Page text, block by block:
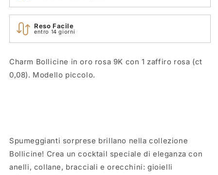
Reso Facile
entro 14 giorni
Charm Bollicine in oro rosa 9K con 1 zaffiro rosa (ct
0,08). Modello piccolo.
Spumeggianti sorprese brillano nella collezione
Bollicine! Crea un cocktail speciale di eleganza con
anelli, collane, bracciali e orecchini: gioielli